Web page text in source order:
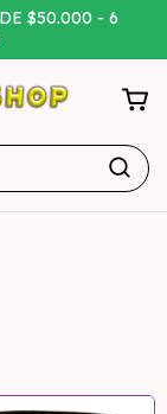
$50.000 - 6